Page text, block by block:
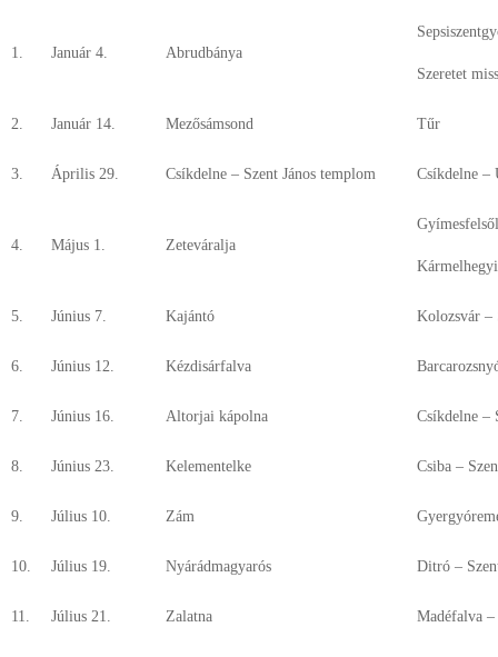
1. Január 4. Abrudbánya
Szeretet
2. Január 14. Mezősámsond Tűr
3. Április 29. Csíkdelne – Szent János templom Csíkdelne –
4. Május 1. Zeteváralja
5. Június 7. Kajántó Kolozsvár –
6. Június 12. Kézdisárfalva
7. Június 16. Altorjai kápolna Csíkdelne –
8. Június 23. Kelementelke Csiba –
9. Július 10. Zám
10. Július 19. Nyárádmagyarós Ditró –
11. Július 21. Zalatna Madéfalva –